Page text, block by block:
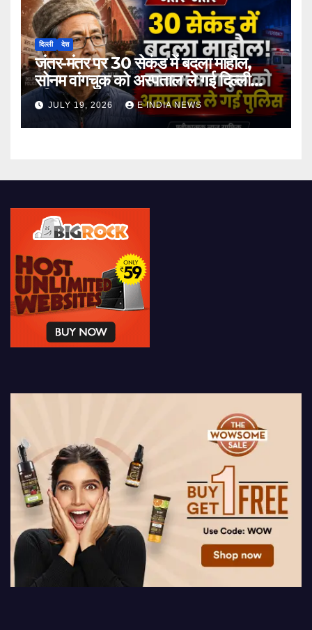
दिल्ली देश
जंतर-मंतर पर 30 सेकंड में बदला माहौल,
सोनम वांगचुक को अस्पताल ले गई दिल्ली
पुलिस
JULY 19, 2026 E INDIA NEWS